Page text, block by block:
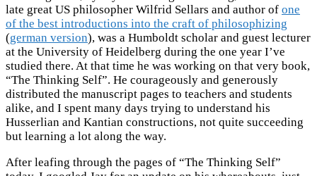
late great US philosopher Wilfrid Sellars and author of one
of the best introductions into the craft of philosophizing
(german version), was a Humboldt scholar and guest lecturer
at the University of Heidelberg during the one year I’ve
studied there. At that time he was working on that very book,
“The Thinking Self”. He courageously and generously
distributed the manuscript pages to teachers and students
alike, and I spent many days trying to understand his
Husserlian and Kantian constructions, not quite succeeding
but learning a lot along the way.
After leafing through the pages of “The Thinking Self”